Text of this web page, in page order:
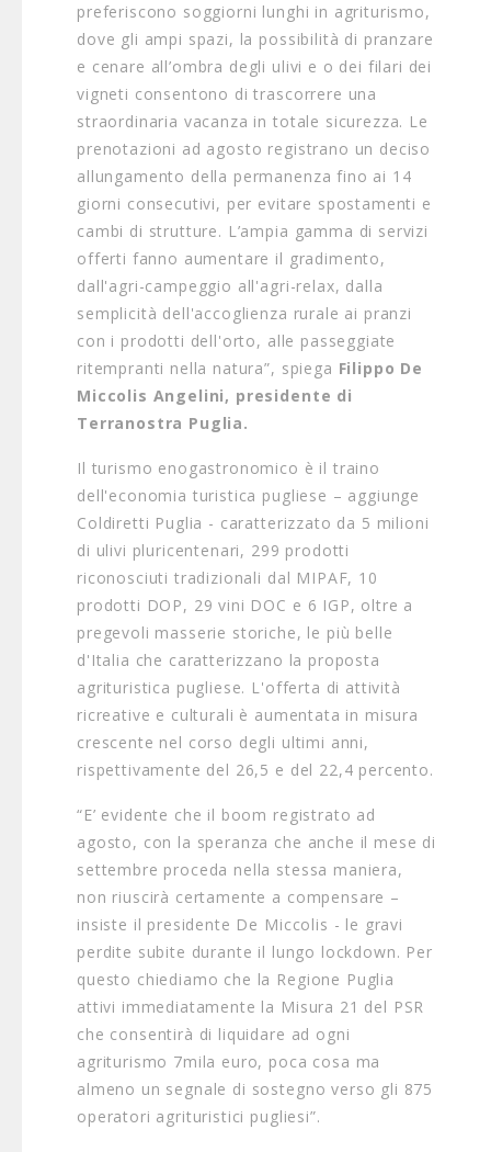
preferiscono soggiorni lunghi in agriturismo,
dove gli ampi spazi, la possibilità di pranzare
e cenare all’ombra degli ulivi e o dei filari dei
vigneti consentono di trascorrere una
straordinaria vacanza in totale sicurezza. Le
prenotazioni ad agosto registrano un deciso
allungamento della permanenza fino ai 14
giorni consecutivi, per evitare spostamenti e
cambi di strutture. L’ampia gamma di servizi
offerti fanno aumentare il gradimento,
dall'agri-campeggio all'agri-relax, dalla
semplicità dell'accoglienza rurale ai pranzi
con i prodotti dell'orto, alle passeggiate
ritempranti nella natura”, spiega Filippo De
Miccolis Angelini, presidente di
Terranostra Puglia.
Il turismo enogastronomico è il traino
dell'economia turistica pugliese – aggiunge
Coldiretti Puglia - caratterizzato da 5 milioni
di ulivi pluricentenari, 299 prodotti
riconosciuti tradizionali dal MIPAF, 10
prodotti DOP, 29 vini DOC e 6 IGP, oltre a
pregevoli masserie storiche, le più belle
d'Italia che caratterizzano la proposta
agrituristica pugliese. L'offerta di attività
ricreative e culturali è aumentata in misura
crescente nel corso degli ultimi anni,
rispettivamente del 26,5 e del 22,4 percento.
“E’ evidente che il boom registrato ad
agosto, con la speranza che anche il mese di
settembre proceda nella stessa maniera,
non riuscirà certamente a compensare –
insiste il presidente De Miccolis - le gravi
perdite subite durante il lungo lockdown. Per
questo chiediamo che la Regione Puglia
attivi immediatamente la Misura 21 del PSR
che consentirà di liquidare ad ogni
agriturismo 7mila euro, poca cosa ma
almeno un segnale di sostegno verso gli 875
operatori agrituristici pugliesi”.